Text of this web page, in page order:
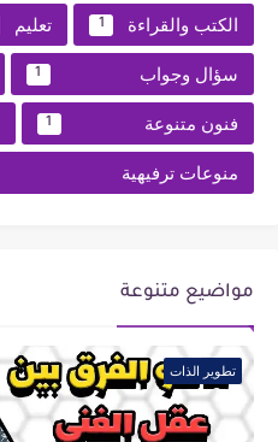
الكتب والقراءة 1 تعليم
سؤال وجواب 1
فنون متنوعة 1
منوعات ترفيهية
مواضيع متنوعة
تطوير الذات